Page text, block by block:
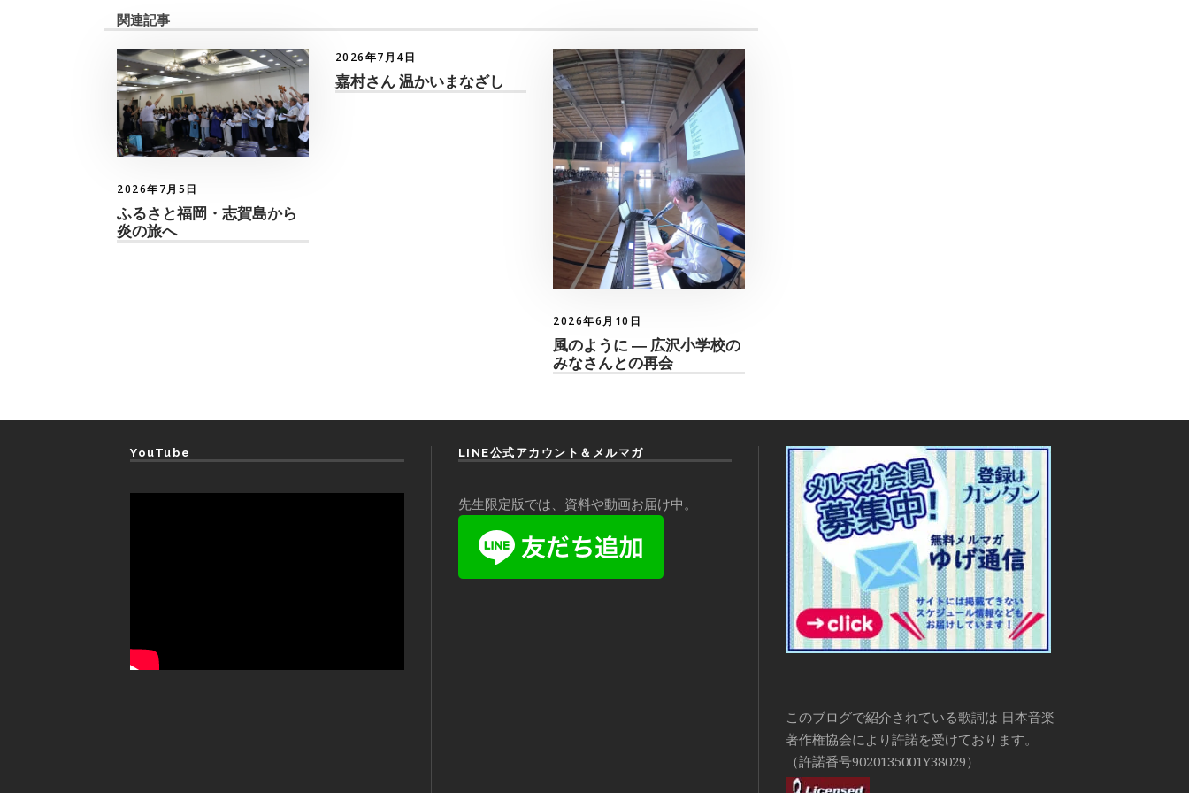
関連記事
2026年7月5日
ふるさと福岡・志賀島から
炎の旅へ
2026年7月4日
嘉村さん 温かいまなざし
2026年6月10日
風のように ― 広沢小学校の
みなさんとの再会
YouTube LINE公式アカウント＆メルマガ
先生限定版では、資料や動画お届け中。
このブログで紹介されている歌詞は 日本音楽
著作権協会により許諾を受けております。
（許諾番号9020135001Y38029）